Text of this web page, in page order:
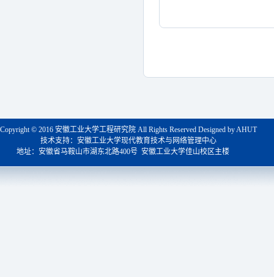
Copyright © 2016 安徽工业大学工程研究院 All Rights Reserved Designed by AHUT
技术支持：安徽工业大学现代教育技术与网络管理中心
地址：安徽省马鞍山市湖东北路400号 安徽工业大学佳山校区主楼